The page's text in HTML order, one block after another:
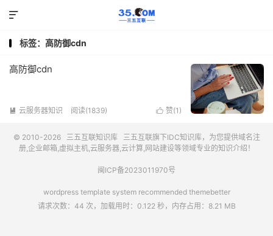

标签：高防御cdn
高防御cdn
 云服务器知识 阅读(1839)  赞(1 )
© 2010-2026 三五互联知识库 三五互联旗下IDC知识库，为您提供域名注
册,企业邮箱,虚拟主机,云服务器,云计算,网站建设等领域专业的知识介绍！
闽ICP备2023011970号
wordpress template system recommended themebetter
请求次数：44 次，加载用时：0.122 秒，内存占用：8.21 MB